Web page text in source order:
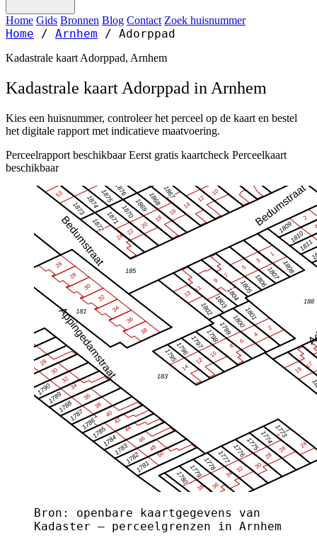
Home Gids Bronnen Blog Contact Zoek huisnummer
Home / Arnhem / Adorppad
Kadastrale kaart Adorppad, Arnhem
Kadastrale kaart Adorppad in Arnhem
Kies een huisnummer, controleer het perceel op de kaart en bestel
het digitale rapport met indicatieve maatvoering.
Perceelrapport beschikbaar Eerst gratis kaartcheck Perceelkaart
beschikbaar
Bron: openbare kaartgegevens van
Kadaster — perceelgrenzen in Arnhem